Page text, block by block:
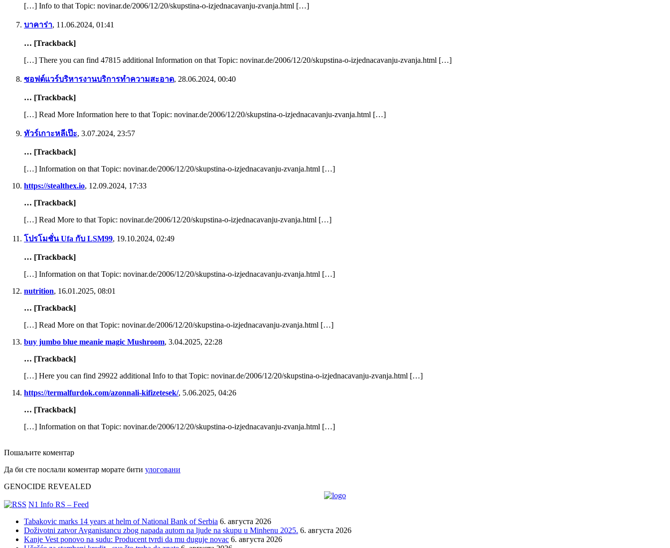
[…] Info to that Topic: novinar.de/2006/12/20/skupstina-o-izjednacavanju-zvanja.html […]
บาคาร่า, 11.06.2024, 01:41
… [Trackback]
[…] There you can find 47815 additional Information on that Topic: novinar.de/2006/12/20/skupstina-o-izjednacavanju-zvanja.html […]
ซอฟต์แวร์บริหารงานบริการทำความสะอาด, 28.06.2024, 00:40
… [Trackback]
[…] Read More Information here to that Topic: novinar.de/2006/12/20/skupstina-o-izjednacavanju-zvanja.html […]
ทัวร์เกาะหลีเป๊ะ, 3.07.2024, 23:57
… [Trackback]
[…] Information on that Topic: novinar.de/2006/12/20/skupstina-o-izjednacavanju-zvanja.html […]
https://stealthex.io, 12.09.2024, 17:33
… [Trackback]
[…] Read More to that Topic: novinar.de/2006/12/20/skupstina-o-izjednacavanju-zvanja.html […]
โปรโมชั่น Ufa กับ LSM99, 19.10.2024, 02:49
… [Trackback]
[…] Information on that Topic: novinar.de/2006/12/20/skupstina-o-izjednacavanju-zvanja.html […]
nutrition, 16.01.2025, 08:01
… [Trackback]
[…] Read More on that Topic: novinar.de/2006/12/20/skupstina-o-izjednacavanju-zvanja.html […]
buy jumbo blue meanie magic Mushroom, 3.04.2025, 22:28
… [Trackback]
[…] Here you can find 29922 additional Info to that Topic: novinar.de/2006/12/20/skupstina-o-izjednacavanju-zvanja.html […]
https://termalfurdok.com/azonnali-kifizetesek/, 5.06.2025, 04:26
… [Trackback]
[…] Information on that Topic: novinar.de/2006/12/20/skupstina-o-izjednacavanju-zvanja.html […]
Пошаљите коментар
Да би сте послали коментар морате бити улоговани
GENOCIDE REVEALED
N1 Info RS – Feed
Tabakovic marks 14 years at helm of National Bank of Serbia 6. августа 2026
Doživotni zatvor Avganistancu zbog napada autom na ljude na skupu u Minhenu 2025. 6. августа 2026
Kanje Vest ponovo na sudu: Producent tvrdi da mu duguje novac 6. августа 2026